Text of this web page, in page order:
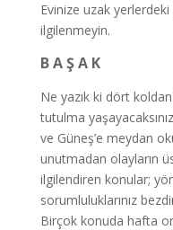
Evinize uzak
ilgilenmeyin.
B A Ş A K
Ne yazık ki dört koldan
tutulma
ve Güneş’e meydan
unutmadan olayların
ilgilendiren konular;
sorumluluklarınız
Birçok konuda hafta